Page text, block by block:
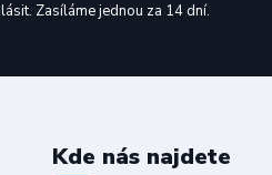
Zasíláme jednou za 14 dní.
Kde nás najdete